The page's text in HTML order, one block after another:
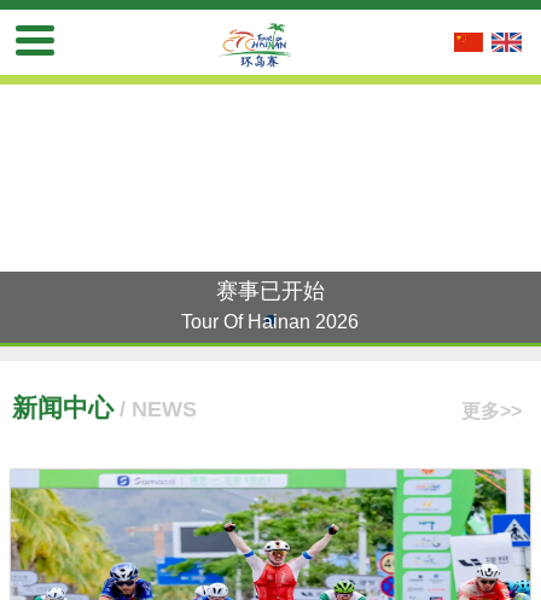
赛事已开始
Tour Of Hainan 2026
新闻中心/ NEWS 更多>>